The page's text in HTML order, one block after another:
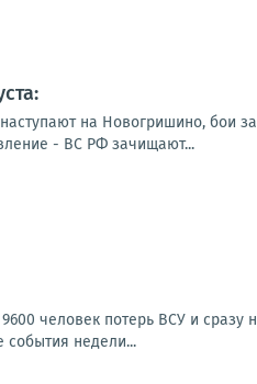
на Новогришино, бои
- ВС РФ зачищают...
человек потерь ВСУ и сразу
события недели...